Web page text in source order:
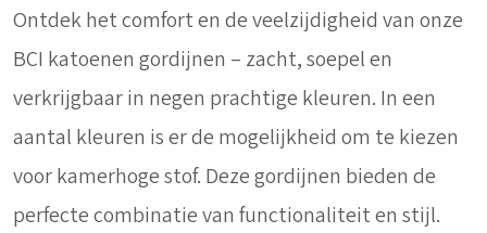
Ontdek het comfort en de veelzijdigheid van onze
BCI katoenen gordijnen – zacht, soepel en
verkrijgbaar in negen prachtige kleuren. In een
aantal kleuren is er de mogelijkheid om te kiezen
voor kamerhoge stof. Deze gordijnen bieden de
perfecte combinatie van functionaliteit en stijl.